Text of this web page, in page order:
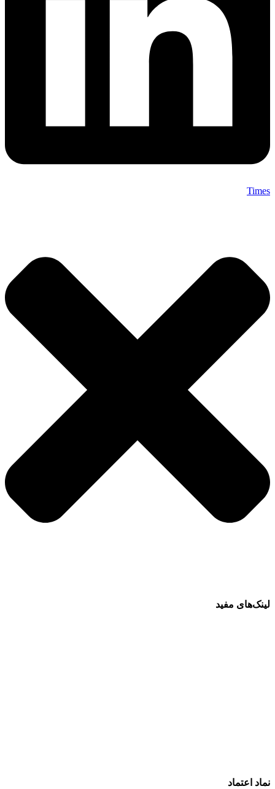
Times
لینک‌های مفید
نماد اعتماد